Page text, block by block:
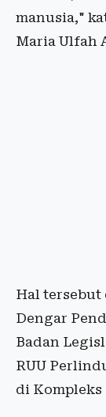
manusia,"
Maria Ulfah
Hal tersebut
Dengar
Badan
RUU
di Kompleks